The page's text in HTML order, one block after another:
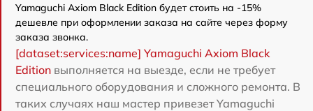
Yamaguchi Axiom Black Edition будет стоить на -15%
дешевле при оформлении заказа на сайте через форму
заказа звонка.
[dataset:services:name] Yamaguchi Axiom Black
Edition выполняется на выезде, если не требует
специального оборудования и сложного ремонта. В
таких случаях наш мастер привезет Yamaguchi